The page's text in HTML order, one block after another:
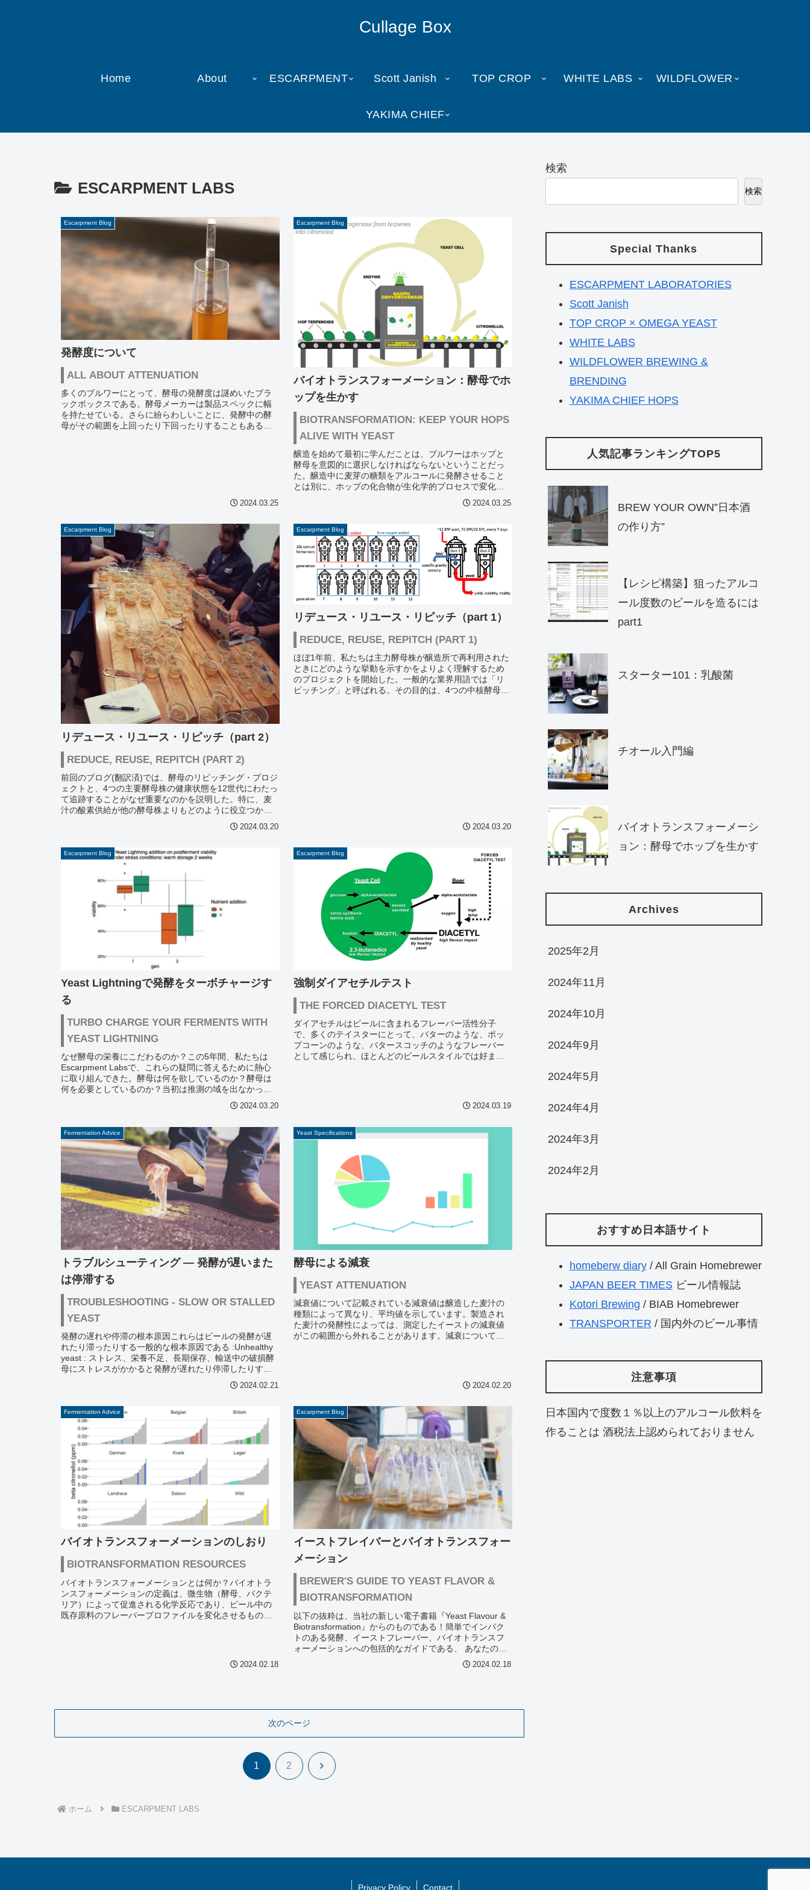
Cullage Box
Home About ESCARPMENT Scott Janish TOP CROP WHITE LABS WILDFLOWER
YAKIMA CHIEF
ESCARPMENT LABS
Escarpment Blog
発酵度について
ALL ABOUT ATTENUATION
多くのブルワーにとって、酵母の発酵度は謎めいたブラ
ックボックスである。酵母メーカーは製品スペックに幅
を持たせている。さらに紛らわしいことに、発酵中の酵
母がその範囲を上回ったり下回ったりすることもある。
2024.03.25
Escarpment Blog
バイオトランスフォーメーション：酵母でホ
ップを生かす
BIOTRANSFORMATION: KEEP YOUR HOPS
ALIVE WITH YEAST
醸造を始めて最初に学んだことは、ブルワーはホップと
酵母を意図的に選択しなければならないということだっ
た。醸造中に麦芽の糖類をアルコールに発酵させること
とは別に、ホップの化合物が生化学的プロセスで変化
し、バイオトランスフォーメーションと呼ばれ...
2024.03.25
Escarpment Blog
リデュース・リユース・リピッチ（part 2）
REDUCE, REUSE, REPITCH (PART 2)
前回のブログ(翻訳済)では、酵母のリピッチング・プロジ
ェクトと、4つの主要酵母株の健康状態を12世代にわたっ
て追跡することがなぜ重要なのかを説明した。特に、麦
汁の酸素供給が他の酵母株よりもどのように役立つかに
2024.03.20
Escarpment Blog
リデュース・リユース・リピッチ（part 1）
REDUCE, REUSE, REPITCH (PART 1)
ほぼ1年前、私たちは主力酵母株が醸造所で再利用された
ときにどのような挙動を示すかをよりよく理解するため
のプロジェクトを開始した。一般的な業界用語では「リ
ピッチング」と呼ばれる。その目的は、4つの中核酵母株
2024.03.20
Escarpment Blog
Yeast Lightningで発酵をターボチャージす
る
TURBO CHARGE YOUR FERMENTS WITH
YEAST LIGHTNING
なぜ酵母の栄養にこだわるのか？この5年間、私たちは
Escarpment Labsで、これらの疑問に答えるために熱心
に取り組んできた。酵母は何を欲しているのか？酵母は
何を必要としているのか？当初は推測の域を出なかった
2024.03.20
Escarpment Blog
強制ダイアセチルテスト
THE FORCED DIACETYL TEST
ダイアセチルはビールに含まれるフレーバー活性分子
で、多くのテイスターにとって、バターのような、ポッ
プコーンのような、バタースコッチのようなフレーバー
として感じられ、ほとんどのビールスタイルでは好まし
2024.03.19
Fermentation Advice
トラブルシューティング — 発酵が遅いまた
は停滞する
TROUBLESHOOTING - SLOW OR STALLED
YEAST
発酵の遅れや停滞の根本原因これらはビールの発酵が遅
れたり滞ったりする一般的な根本原因である :Unhealthy
yeast : ストレス、栄養不足、長期保存、輸送中の破損酵
母にストレスがかかると発酵が遅れたり停滞したりする
2024.02.21
Yeast Specifications
酵母による減衰
YEAST ATTENUATION
減衰値について記載されている減衰値は醸造した麦汁の
種類によって異なり、平均値を示しています。製造され
た麦汁の発酵性によっては、測定したイーストの減衰値
がこの範囲から外れることがあります。減衰について多
2024.02.20
Fermentation Advice
バイオトランスフォーメーションのしおり
BIOTRANSFORMATION RESOURCES
バイオトランスフォーメーションとは何か？バイオトラ
ンスフォーメーションの定義は、微生物（酵母、バクテ
リア）によって促進される化学反応であり、ビール中の
既存原料のフレーバープロファイルを変化させるもので
2024.02.18
Escarpment Blog
イーストフレイバーとバイオトランスフォー
メーション
BREWER'S GUIDE TO YEAST FLAVOR &
BIOTRANSFORMATION
以下の抜粋は、当社の新しい電子書籍『Yeast Flavour &
Biotransformation』からのものである！簡単でインパク
トのある発酵、イーストフレーバー、バイオトランスフ
ォーメーションへの包括的なガイドである、 あなたの理
2024.02.18
次のページ
1 2 次
ホーム ESCARPMENT LABS
検索
検索
Special Thanks
ESCARPMENT LABORATORIES
Scott Janish
TOP CROP × OMEGA YEAST
WHITE LABS
WILDFLOWER BREWING &
BRENDING
YAKIMA CHIEF HOPS
人気記事ランキングTOP5
BREW YOUR OWN”日本酒
の作り方”
【レシピ構築】狙ったアルコ
ール度数のビールを造るには
part1
スターター101：乳酸菌
チオール入門編
バイオトランスフォーメーシ
ョン：酵母でホップを生かす
Archives
2025年2月
2024年11月
2024年10月
2024年9月
2024年5月
2024年4月
2024年3月
2024年2月
おすすめ日本語サイト
homeberw diary/ All Grain Homebrewer
JAPAN BEER TIMESビール情報誌
Kotori Brewing / BIAB Homebrewer
TRANSPORTER / 国内外のビール事情
注意事項
日本国内で度数１％以上のアルコール飲料を
作ることは 酒税法上認められておりません
Privacy Policy Contact